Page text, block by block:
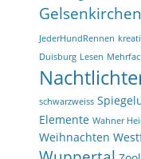
Gelsenkirchen
JederHundRennen
Duisburg Lesen
schwarzweiss
Elemente Wahner
Weihnachten